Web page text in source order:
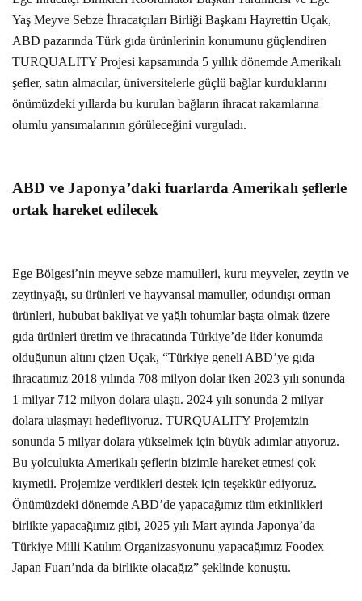
Yaş Meyve Sebze İhracatçıları Birliği Başkanı Hayrettin Uçak,
ABD pazarında Türk gıda ürünlerinin konumunu güçlendiren
TURQUALITY Projesi kapsamında 5 yıllık dönemde Amerikalı
şefler, satın almacılar, üniversitelerle güçlü bağlar kurduklarını
önümüzdeki yıllarda bu kurulan bağların ihracat rakamlarına
olumlu yansımalarının görüleceğini vurguladı.
ABD ve Japonya’daki fuarlarda Amerikalı şeflerle
ortak hareket edilecek
Ege Bölgesi’nin meyve sebze mamulleri, kuru meyveler, zeytin ve
zeytinyağı, su ürünleri ve hayvansal mamuller, odundışı orman
ürünleri, hububat bakliyat ve yağlı tohumlar başta olmak üzere
gıda ürünleri üretim ve ihracatında Türkiye’de lider konumda
olduğunun altını çizen Uçak, “Türkiye geneli ABD’ye gıda
ihracatımız 2018 yılında 708 milyon dolar iken 2023 yılı sonunda
1 milyar 712 milyon dolara ulaştı. 2024 yılı sonunda 2 milyar
dolara ulaşmayı hedefliyoruz. TURQUALITY Projemizin
sonunda 5 milyar dolara yükselmek için büyük adımlar atıyoruz.
Bu yolculukta Amerikalı şeflerin bizimle hareket etmesi çok
kıymetli. Projemize verdikleri destek için teşekkür ediyoruz.
Önümüzdeki dönemde ABD’de yapacağımız tüm etkinlikleri
birlikte yapacağımız gibi, 2025 yılı Mart ayında Japonya’da
Türkiye Milli Katılım Organizasyonunu yapacağımız Foodex
Japan Fuarı’nda da birlikte olacağız” şeklinde konuştu.